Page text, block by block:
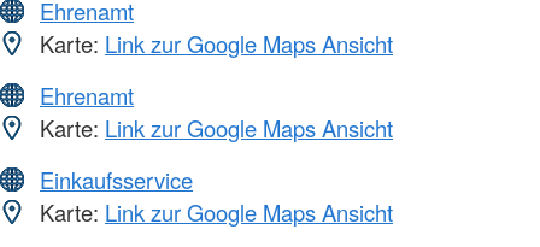
Ehrenamt
Karte: Link zur Google Maps Ansicht
Ehrenamt
Karte: Link zur Google Maps Ansicht
Einkaufsservice
Karte: Link zur Google Maps Ansicht